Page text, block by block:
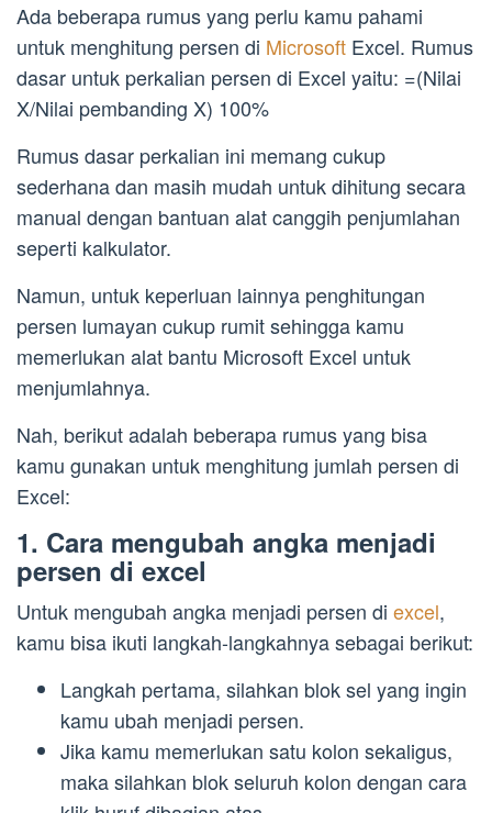
Ada beberapa rumus yang perlu kamu pahami
untuk menghitung persen di Microsoft Excel. Rumus
dasar untuk perkalian persen di Excel yaitu: =(Nilai
X/Nilai pembanding X) 100%
Rumus dasar perkalian ini memang cukup
sederhana dan masih mudah untuk dihitung secara
manual dengan bantuan alat canggih penjumlahan
seperti kalkulator.
Namun, untuk keperluan lainnya penghitungan
persen lumayan cukup rumit sehingga kamu
memerlukan alat bantu Microsoft Excel untuk
menjumlahnya.
Nah, berikut adalah beberapa rumus yang bisa
kamu gunakan untuk menghitung jumlah persen di
Excel:
1. Cara mengubah angka menjadi
persen di excel
Untuk mengubah angka menjadi persen di excel,
kamu bisa ikuti langkah-langkahnya sebagai berikut:
Langkah pertama, silahkan blok sel yang ingin
kamu ubah menjadi persen.
Jika kamu memerlukan satu kolon sekaligus,
maka silahkan blok seluruh kolon dengan cara